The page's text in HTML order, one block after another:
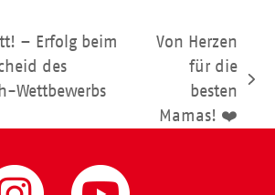
– Erfolg beim
des
Wettbewerbs
Nächster
Beitrag:
Von Herzen
für die
besten
Mamas! ❤️